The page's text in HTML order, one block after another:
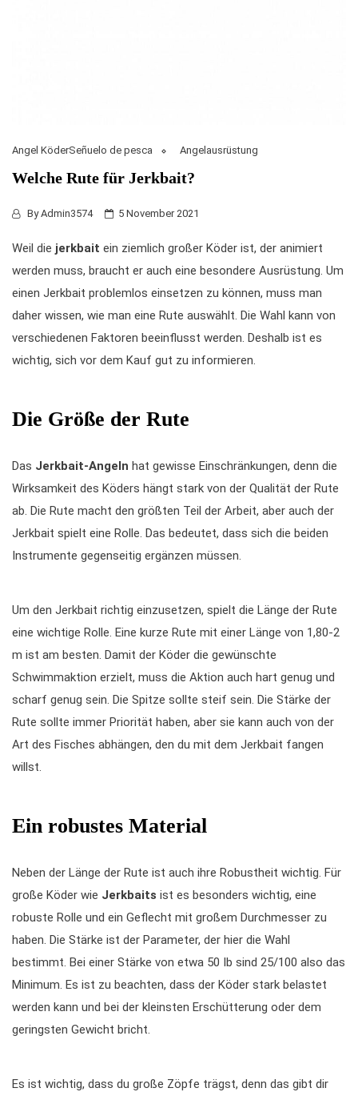
Angel KöderSeñuelo de pesca Angelausrüstung
Welche Rute für Jerkbait?
ByAdmin3574 5 November 2021
Weil die jerkbait ein ziemlich großer Köder ist, der animiert
werden muss, braucht er auch eine besondere Ausrüstung. Um
einen Jerkbait problemlos einsetzen zu können, muss man
daher wissen, wie man eine Rute auswählt. Die Wahl kann von
verschiedenen Faktoren beeinflusst werden. Deshalb ist es
wichtig, sich vor dem Kauf gut zu informieren.
Die Größe der Rute
Das Jerkbait-Angeln hat gewisse Einschränkungen, denn die
Wirksamkeit des Köders hängt stark von der Qualität der Rute
ab. Die Rute macht den größten Teil der Arbeit, aber auch der
Jerkbait spielt eine Rolle. Das bedeutet, dass sich die beiden
Instrumente gegenseitig ergänzen müssen.
Um den Jerkbait richtig einzusetzen, spielt die Länge der Rute
eine wichtige Rolle. Eine kurze Rute mit einer Länge von 1,80-2
m ist am besten. Damit der Köder die gewünschte
Schwimmaktion erzielt, muss die Aktion auch hart genug und
scharf genug sein. Die Spitze sollte steif sein. Die Stärke der
Rute sollte immer Priorität haben, aber sie kann auch von der
Art des Fisches abhängen, den du mit dem Jerkbait fangen
willst.
Ein robustes Material
Neben der Länge der Rute ist auch ihre Robustheit wichtig. Für
große Köder wie Jerkbaits ist es besonders wichtig, eine
robuste Rolle und ein Geflecht mit großem Durchmesser zu
haben. Die Stärke ist der Parameter, der hier die Wahl
bestimmt. Bei einer Stärke von etwa 50 Ib sind 25/100 also das
Minimum. Es ist zu beachten, dass der Köder stark belastet
werden kann und bei der kleinsten Erschütterung oder dem
geringsten Gewicht bricht.
Es ist wichtig, dass du große Zöpfe trägst, denn das gibt dir